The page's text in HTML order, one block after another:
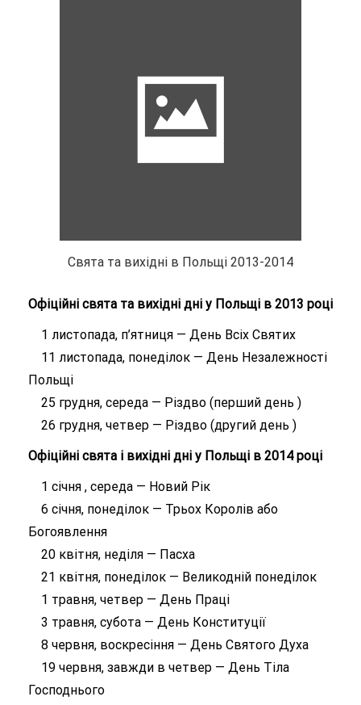
Свята та вихідні в Польщі 2013-2014
Офіційні свята та вихідні дні у Польщі в 2013 році
1 листопада, п’ятниця — День Всіх Святих
11 листопада, понеділок — День Незалежності
Польщі
25 грудня, середа — Різдво (перший день )
26 грудня, четвер — Різдво (другий день )
Офіційні свята і вихідні дні у Польщі в 2014 році
1 січня , середа — Новий Рік
6 січня, понеділок — Трьох Королів або
Богоявлення
20 квітня, неділя — Пасха
21 квітня, понеділок — Великодній понеділок
1 травня, четвер — День Праці
3 травня, субота — День Конституції
8 червня, воскресіння — День Святого Духа
19 червня, завжди в четвер — День Тіла
Господнього